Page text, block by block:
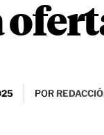
POR